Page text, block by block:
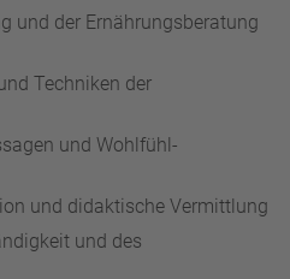
und der Ernährungsberatung
Techniken der
und Wohlfühl-
und didaktische Vermittlung
und des